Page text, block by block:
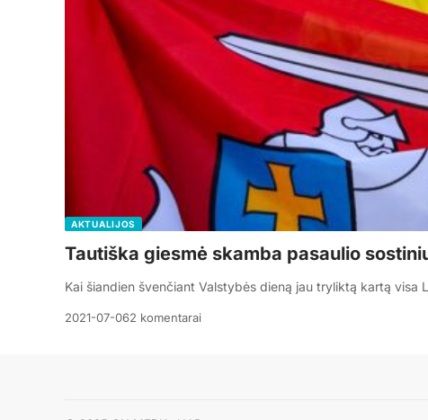
AKTUALIJOS
Tautiška giesmė skamba pasaulio
Kai šiandien švenčiant Valstybės dieną jau tryliktą kartą visa
2021-07-062 komentarai